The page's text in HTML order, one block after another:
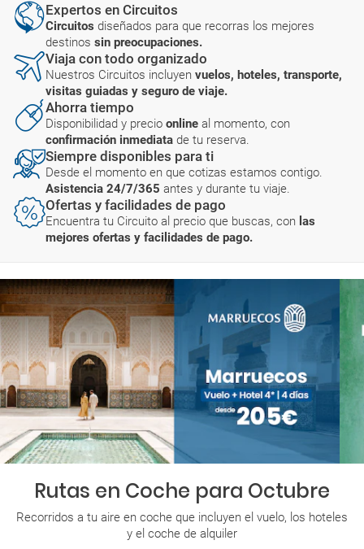
Expertos en Circuitos
Circuitos diseñados para que recorras los mejores
destinos sin preocupaciones.
Viaja con todo organizado
Nuestros Circuitos incluyen vuelos, hoteles, transporte,
visitas guiadas y seguro de viaje.
Ahorra tiempo
Disponibilidad y precio online al momento, con
confirmación inmediata de tu reserva.
Siempre disponibles para ti
Desde el momento en que cotizas estamos contigo.
Asistencia 24/7/365 antes y durante tu viaje.
Ofertas y facilidades de pago
Encuentra tu Circuito al precio que buscas, con las
mejores ofertas y facilidades de pago.
Rutas en Coche para Octubre
Recorridos a tu aire en coche que incluyen el vuelo, los hoteles
y el coche de alquiler